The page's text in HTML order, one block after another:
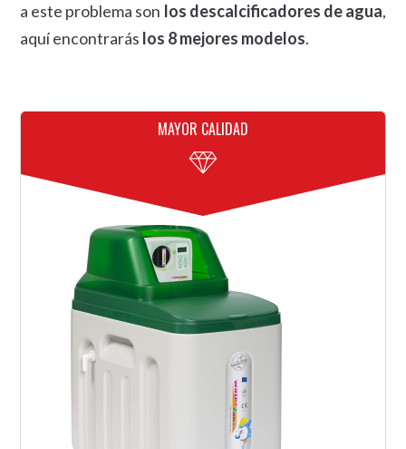
a este problema son los descalcificadores de agua,
aquí encontrarás los 8 mejores modelos.
MAYOR CALIDAD